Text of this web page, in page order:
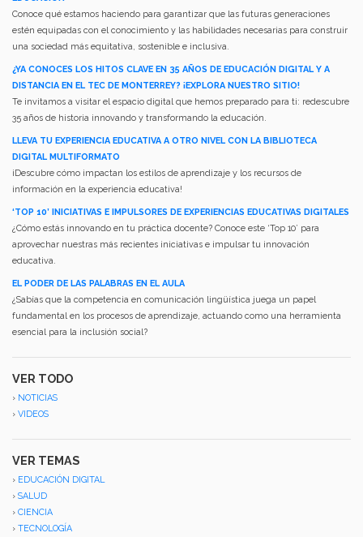
Conoce qué estamos haciendo para garantizar que las futuras generaciones
estén equipadas con el conocimiento y las habilidades necesarias para construir
una sociedad más equitativa, sostenible e inclusiva.
¿YA CONOCES LOS HITOS CLAVE EN 35 AÑOS DE EDUCACIÓN DIGITAL Y A
DISTANCIA EN EL TEC DE MONTERREY? ¡EXPLORA NUESTRO SITIO!
Te invitamos a visitar el espacio digital que hemos preparado para ti: redescubre
35 años de historia innovando y transformando la educación.
LLEVA TU EXPERIENCIA EDUCATIVA A OTRO NIVEL CON LA BIBLIOTECA
DIGITAL MULTIFORMATO
¡Descubre cómo impactan los estilos de aprendizaje y los recursos de
información en la experiencia educativa!
‘TOP 10’ INICIATIVAS E IMPULSORES DE EXPERIENCIAS EDUCATIVAS DIGITALES
¿Cómo estás innovando en tu práctica docente? Conoce este ‘Top 10’ para
aprovechar nuestras más recientes iniciativas e impulsar tu innovación
educativa.
EL PODER DE LAS PALABRAS EN EL AULA
¿Sabías que la competencia en comunicación lingüística juega un papel
fundamental en los procesos de aprendizaje, actuando como una herramienta
esencial para la inclusión social?
VER TODO
› NOTICIAS
› VIDEOS
VER TEMAS
› EDUCACIÓN DIGITAL
› SALUD
› CIENCIA
› TECNOLOGÍA